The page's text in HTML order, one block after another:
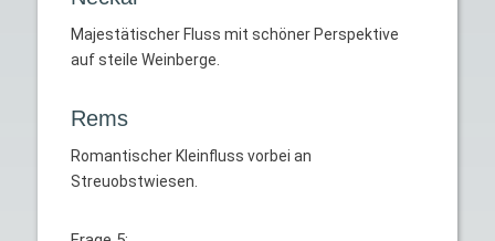
Majestätischer Fluss mit schöner Perspektive
auf steile Weinberge.
Rems
Romantischer Kleinfluss vorbei an
Streuobstwiesen.